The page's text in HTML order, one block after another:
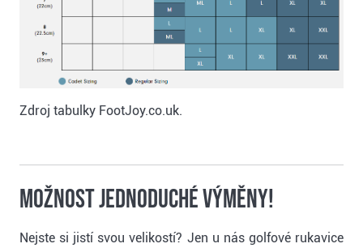
Zdroj tabulky FootJoy.co.uk.
Možnost jednoduché výměny!
Nejste si jistí svou velikostí? Jen u nás golfové rukavice